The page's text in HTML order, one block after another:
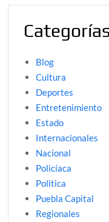
Blog
Cultura
Deportes
Entretenimiento
Estado
Internacionales
Nacional
Policíaca
Politica
Puebla Capital
Regionales